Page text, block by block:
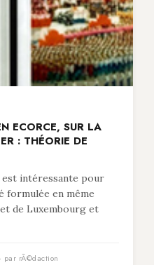
ECORCE, SUR LA
: THÉORIE DE
intéressante pour
formulée en même
de Luxembourg et
par rÃ©daction